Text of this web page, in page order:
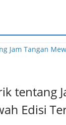
tentang
Edisi